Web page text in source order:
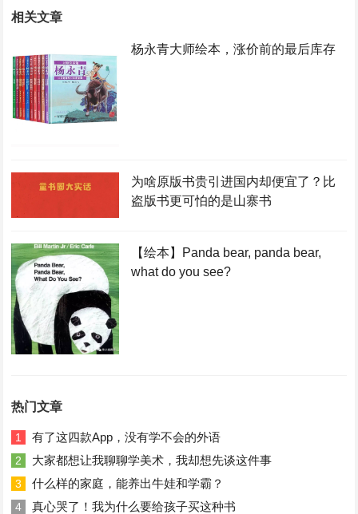
相关文章
杨永青大师绘本，涨价前的最后库存
为啥原版书贵引进国内却便宜了？比
盗版书更可怕的是山寨书
【绘本】Panda bear, panda bear,
what do you see?
热门文章
1 有了这四款App，没有学不会的外语
2 大家都想让我聊聊学美术，我却想先谈这件事
3 什么样的家庭，能养出牛娃和学霸？
4 真心哭了！我为什么要给孩子买这种书